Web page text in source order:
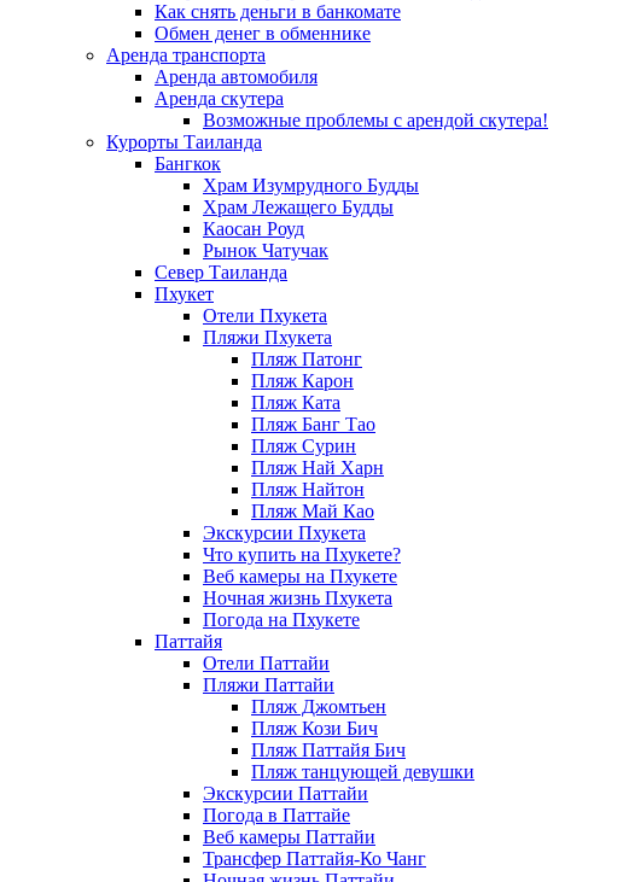
Как снять деньги в банкомате
Обмен денег в обменнике
Аренда транспорта
Аренда автомобиля
Аренда скутера
Возможные проблемы с арендой скутера!
Курорты Таиланда
Бангкок
Храм Изумрудного Будды
Храм Лежащего Будды
Каосан Роуд
Рынок Чатучак
Север Таиланда
Пхукет
Отели Пхукета
Пляжи Пхукета
Пляж Патонг
Пляж Карон
Пляж Ката
Пляж Банг Тао
Пляж Сурин
Пляж Най Харн
Пляж Найтон
Пляж Май Као
Экскурсии Пхукета
Что купить на Пхукете?
Веб камеры на Пхукете
Ночная жизнь Пхукета
Погода на Пхукете
Паттайя
Отели Паттайи
Пляжи Паттайи
Пляж Джомтьен
Пляж Кози Бич
Пляж Паттайя Бич
Пляж танцующей девушки
Экскурсии Паттайи
Погода в Паттайе
Веб камеры Паттайи
Трансфер Паттайя-Ко Чанг